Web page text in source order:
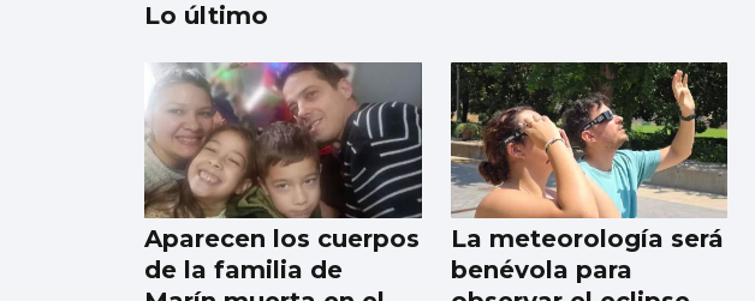
La nigranesa Kreios
Space lanzará el
satélite que volará
más cerca de la
Tierra
Lo último
Aparecen los cuerpos
de la familia de
La meteorología será
benévola para